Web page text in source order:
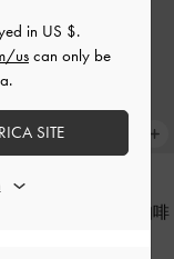
深咖啡
in US $.
us can only be
SITE